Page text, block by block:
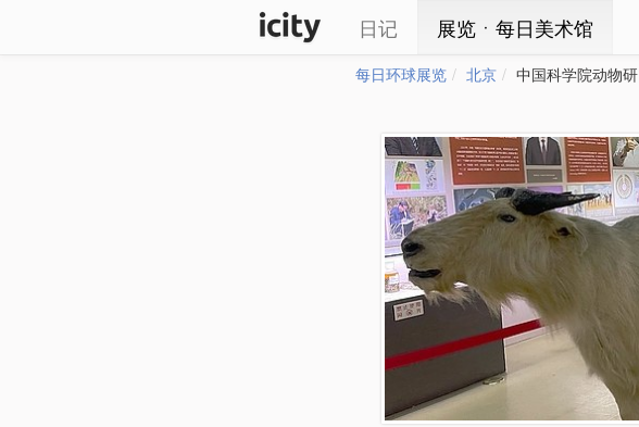
日记 展览ㆍ每日美术馆
每日环球展览 北京 中国科学院动物